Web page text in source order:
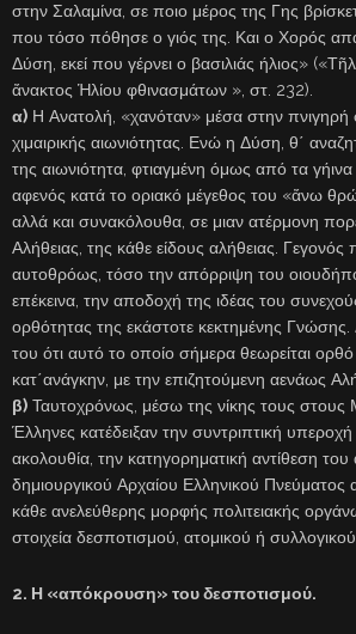
στην Σαλαμίνα, σε ποιο μέρος της Γης
που τόσο πόθησε ο γιός της. Και ο Χορός
Δύση, εκεί που γέρνει ο βασιλιάς ήλιος»
ἄνακτος Ἡλίου φθινασμάτων », στ. 232).
α) Η Ανατολή, «χανόταν» μέσα στην πνιγηρή
χιμαιρικής αιωνιότητας. Ενώ η Δύση, θ΄
της αιωνιότητα, φτιαγμένη όμως από τα
αφενός κατά το οριακό μέγεθος του «ἄνω
αλλά και συνακόλουθα, σε μιαν ατέρμονη
Αλήθειας, της κάθε είδους αλήθειας. Γεγονός
αυτοθρόως, τόσο την απόρριψη του
επέκεινα, την αποδοχή της ιδέας του
ορθότητας της εκάστοτε κεκτημένης
του ότι αυτό το οποίο σήμερα θεωρείται ορθό
κατ΄ανάγκην, με την επιζητούμενη αενάως
β) Ταυτοχρόνως, μέσω της νίκης τους στους
Έλληνες κατέδειξαν την συντριπτική υπεροχή
ακολουθία, την κατηγορηματική αντίθεση του
δημιουργικού Αρχαίου Ελληνικού Πνεύματος
κάθε ανελεύθερης μορφής πολιτειακής
στοιχεία δεσποτισμού, ατομικού ή συλλογικού.
2. Η «απόκρουση» του δεσποτισμού.